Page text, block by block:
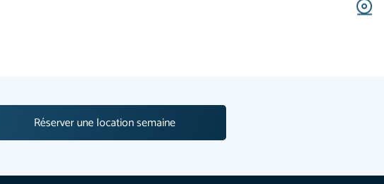
Réserver une location semaine